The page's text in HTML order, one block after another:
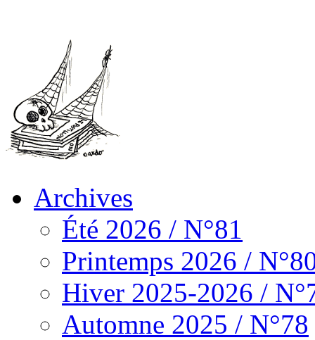
Archives
Été 2026 / N°81
Printemps 2026 /
Hiver 2025-2026 /
Automne 2025 / N°78